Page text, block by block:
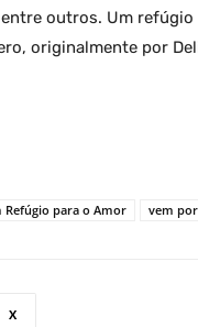
outros. Um refúgio
originalmente por
Refúgio para o Amor vem
X